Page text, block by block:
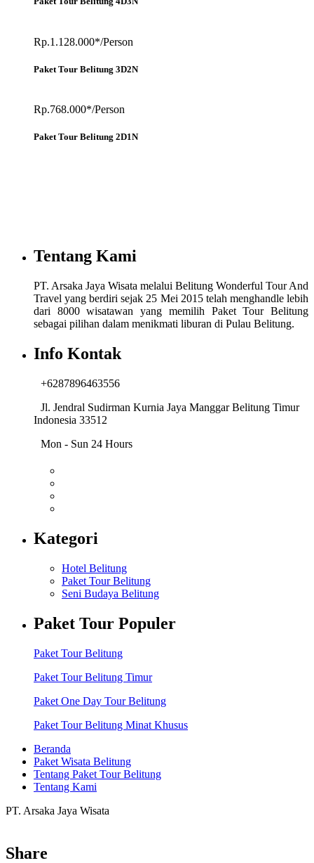
Rp.1.128.000*/Person
Paket Tour Belitung 3D2N
Rp.768.000*/Person
Paket Tour Belitung 2D1N
Tentang Kami
PT. Arsaka Jaya Wisata melalui Belitung Wonderful Tour And
Travel yang berdiri sejak 25 Mei 2015 telah menghandle lebih
dari 8000 wisatawan yang memilih Paket Tour Belitung
sebagai pilihan dalam menikmati liburan di Pulau Belitung.
Info Kontak
+6287896463556
Jl. Jendral Sudirman Kurnia Jaya Manggar Belitung Timur
Indonesia 33512
Mon - Sun 24 Hours
Kategori
Hotel Belitung
Paket Tour Belitung
Seni Budaya Belitung
Paket Tour Populer
Paket Tour Belitung
Paket Tour Belitung Timur
Paket One Day Tour Belitung
Paket Tour Belitung Minat Khusus
Beranda
Paket Wisata Belitung
Tentang Paket Tour Belitung
Tentang Kami
PT. Arsaka Jaya Wisata
Share